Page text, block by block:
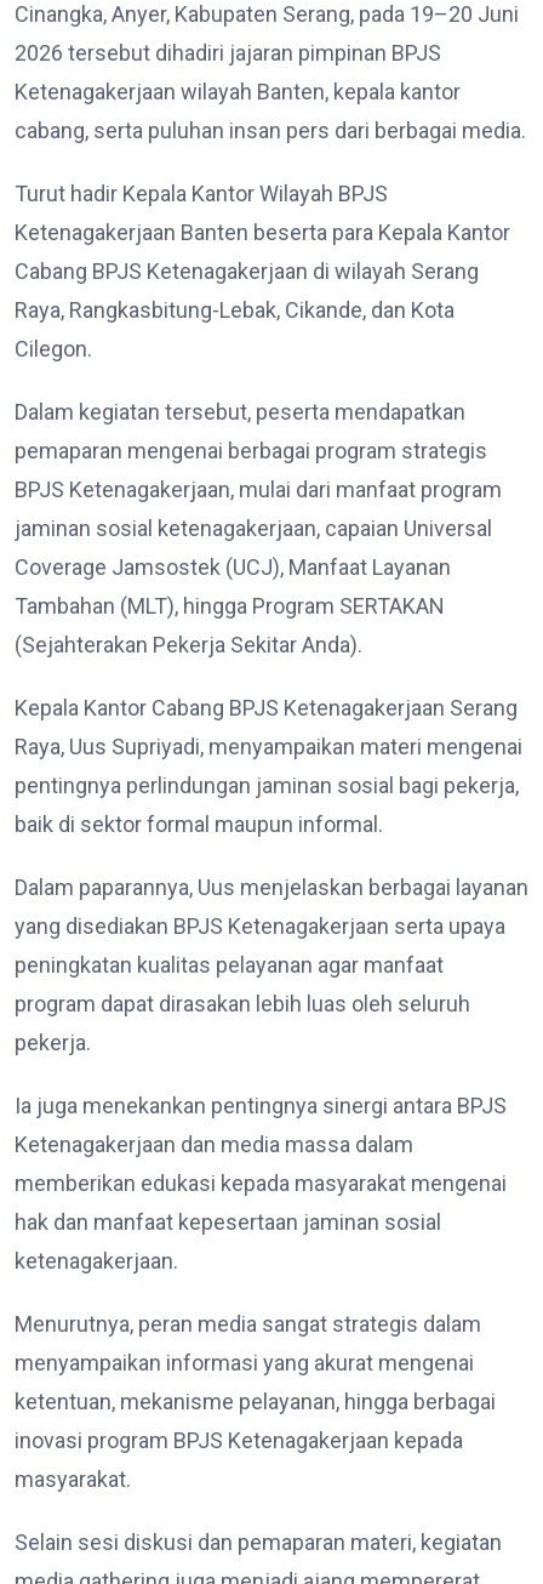
Cinangka, Anyer, Kabupaten Serang, pada 19–20 Juni
2026 tersebut dihadiri jajaran pimpinan BPJS
Ketenagakerjaan wilayah Banten, kepala kantor
cabang, serta puluhan insan pers dari berbagai media.
Turut hadir Kepala Kantor Wilayah BPJS
Ketenagakerjaan Banten beserta para Kepala Kantor
Cabang BPJS Ketenagakerjaan di wilayah Serang
Raya, Rangkasbitung-Lebak, Cikande, dan Kota
Cilegon.
Dalam kegiatan tersebut, peserta mendapatkan
pemaparan mengenai berbagai program strategis
BPJS Ketenagakerjaan, mulai dari manfaat program
jaminan sosial ketenagakerjaan, capaian Universal
Coverage Jamsostek (UCJ), Manfaat Layanan
Tambahan (MLT), hingga Program SERTAKAN
(Sejahterakan Pekerja Sekitar Anda).
Kepala Kantor Cabang BPJS Ketenagakerjaan Serang
Raya, Uus Supriyadi, menyampaikan materi mengenai
pentingnya perlindungan jaminan sosial bagi pekerja,
baik di sektor formal maupun informal.
Dalam paparannya, Uus menjelaskan berbagai layanan
yang disediakan BPJS Ketenagakerjaan serta upaya
peningkatan kualitas pelayanan agar manfaat
program dapat dirasakan lebih luas oleh seluruh
pekerja.
Ia juga menekankan pentingnya sinergi antara BPJS
Ketenagakerjaan dan media massa dalam
memberikan edukasi kepada masyarakat mengenai
hak dan manfaat kepesertaan jaminan sosial
ketenagakerjaan.
Menurutnya, peran media sangat strategis dalam
menyampaikan informasi yang akurat mengenai
ketentuan, mekanisme pelayanan, hingga berbagai
inovasi program BPJS Ketenagakerjaan kepada
masyarakat.
Selain sesi diskusi dan pemaparan materi, kegiatan